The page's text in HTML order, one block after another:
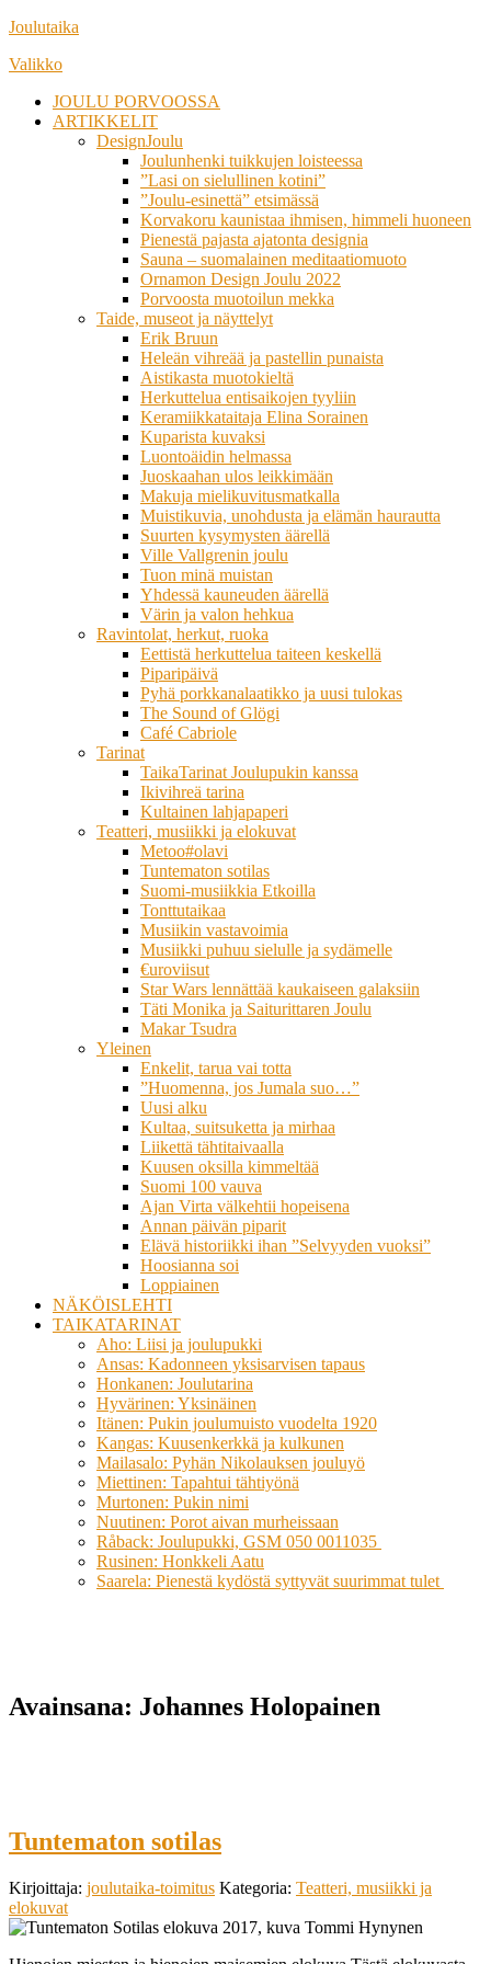
Siirry
sisältöön
Joulutaika
Valikko
JOULU PORVOOSSA
ARTIKKELIT
DesignJoulu
Joulunhenki tuikkujen loisteessa
”Lasi on sielullinen kotini”
”Joulu-esinettä” etsimässä
Korvakoru kaunistaa ihmisen, himmeli huoneen
Pienestä pajasta ajatonta designia
Sauna – suomalainen meditaatiomuoto
Ornamon Design Joulu 2022
Porvoosta muotoilun mekka
Taide, museot ja näyttelyt
Erik Bruun
Heleän vihreää ja pastellin punaista
Aistikasta muotokieltä
Herkuttelua entisaikojen tyyliin
Keramiikkataitaja Elina Sorainen
Kuparista kuvaksi
Luontoäidin helmassa
Juoskaahan ulos leikkimään
Makuja mielikuvitusmatkalla
Muistikuvia, unohdusta ja elämän haurautta
Suurten kysymysten äärellä
Ville Vallgrenin joulu
Tuon minä muistan
Yhdessä kauneuden äärellä
Värin ja valon hehkua
Ravintolat, herkut, ruoka
Eettistä herkuttelua taiteen keskellä
Piparipäivä
Pyhä porkkanalaatikko ja uusi tulokas
The Sound of Glögi
Café Cabriole
Tarinat
TaikaTarinat Joulupukin kanssa
Ikivihreä tarina
Kultainen lahjapaperi
Teatteri, musiikki ja elokuvat
Metoo#olavi
Tuntematon sotilas
Suomi-musiikkia Etkoilla
Tonttutaikaa
Musiikin vastavoimia
Musiikki puhuu sielulle ja sydämelle
€uroviisut
Star Wars lennättää kaukaiseen galaksiin
Täti Monika ja Saiturittaren Joulu
Makar Tsudra
Yleinen
Enkelit, tarua vai totta
”Huomenna, jos Jumala suo…”
Uusi alku
Kultaa, suitsuketta ja mirhaa
Liikettä tähtitaivaalla
Kuusen oksilla kimmeltää
Suomi 100 vauva
Ajan Virta välkehtii hopeisena
Annan päivän piparit
Elävä historiikki ihan ”Selvyyden vuoksi”
Hoosianna soi
Loppiainen
NÄKÖISLEHTI
TAIKATARINAT
Aho: Liisi ja joulupukki
Ansas: Kadonneen yksisarvisen tapaus
Honkanen: Joulutarina
Hyvärinen: Yksinäinen
Itänen: Pukin joulumuisto vuodelta 1920
Kangas: Kuusenkerkkä ja kulkunen
Mailasalo: Pyhän Nikolauksen jouluyö
Miettinen: Tapahtui tähtiyönä
Murtonen: Pukin nimi
Nuutinen: Porot aivan murheissaan
Råback: Joulupukki, GSM 050 0011035
Rusinen: Honkkeli Aatu
Saarela: Pienestä kydöstä syttyvät suurimmat tulet
Avainsana: Johannes Holopainen
Tuntematon sotilas
Kirjoittaja: joulutaika-toimitus Kategoria: Teatteri, musiikki ja
elokuvat